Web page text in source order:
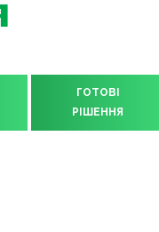
ГОТОВІ
РІШЕННЯ